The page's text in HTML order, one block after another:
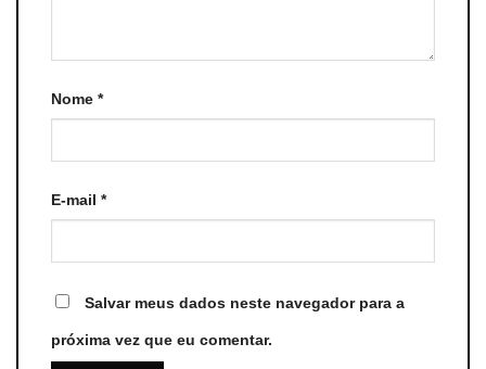
Nome *
E-mail *
Salvar meus dados neste navegador para a
próxima vez que eu comentar.